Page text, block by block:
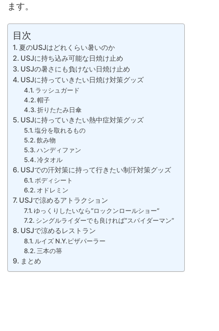
ます。
目次
夏のUSJはどれくらい暑いのか
USJに持ち込み可能な日焼け止め
USJの暑さにも負けない日焼け止め
USJに持っていきたい日焼け対策グッズ
ラッシュガード
帽子
折りたたみ日傘
USJに持っていきたい熱中症対策グッズ
塩分を取れるもの
飲み物
ハンディファン
冷タオル
USJでの汗対策に持って行きたい制汗対策グッズ
ボディシート
オドレミン
USJで涼めるアトラクション
ゆっくりしたいなら“ロックンロールショー”
シングルライダーでも良ければ“スパイダーマン”
USJで涼めるレストラン
ルイズ N.Y.ピザパーラー
三本の箒
まとめ